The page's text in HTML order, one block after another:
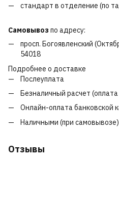
стандарт в отделение (по
Самовывозпо адресу:
просп. Богоявленский
54018
Подробнее о доставке
Послеуплата
Безналичный расчет
Онлайн-оплата банковской
Наличными (при самовывозе)
Отзывы